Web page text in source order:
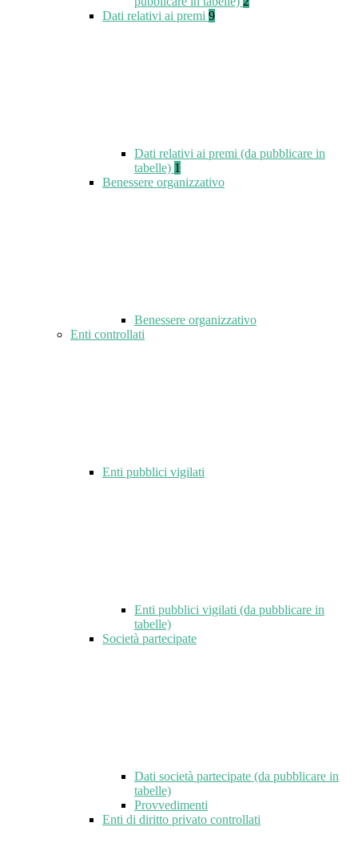
Dati relativi ai premi 9
Dati relativi ai premi (da pubblicare in
tabelle) 1
Benessere organizzativo
Benessere organizzativo
Enti controllati
Enti pubblici vigilati
Enti pubblici vigilati (da pubblicare in
tabelle)
Società partecipate
Dati società partecipate (da pubblicare in
tabelle)
Provvedimenti
Enti di diritto privato controllati